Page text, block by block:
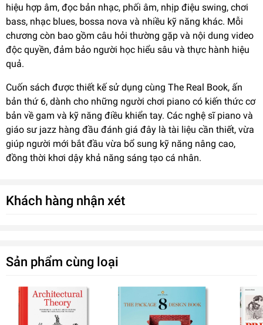
hiệu hợp âm, đọc bản nhạc, phối âm, nhịp điệu swing, chơi
bass, nhạc blues, bossa nova và nhiều kỹ năng khác. Mỗi
chương còn bao gồm câu hỏi thường gặp và nội dung video
độc quyền, đảm bảo người học hiểu sâu và thực hành hiệu
quả.
Cuốn sách được thiết kế sử dụng cùng The Real Book, ấn
bản thứ 6, dành cho những người chơi piano có kiến thức cơ
bản về gam và kỹ năng điều khiển tay. Các nghệ sĩ piano và
giáo sư jazz hàng đầu đánh giá đây là tài liệu cần thiết, vừa
giúp người mới bắt đầu vừa bổ sung kỹ năng nâng cao,
đồng thời khơi dậy khả năng sáng tạo cá nhân.
Khách hàng nhận xét
Sản phẩm cùng loại